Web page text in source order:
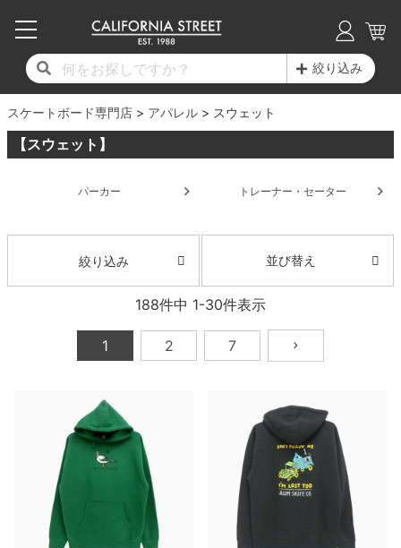
絞り込み
スケートボード専門店 アパレル スウェット
【スウェット】
パーカー トレーナー・セーター
絞り込み 並び替え
188件中 1-30件表示
1 2 7
17時までのご注文は当日発送！
11,000円以上で送料無料！
毎月1日はポイント5倍！10日と20日は3倍！
コンプリートセット（完成品）
17時までのご注文は当日発送！
11,000円以上で送料無料！
毎月1日はポイント5倍！10日と20日は3倍！
デッキ新着一覧
子供用デッキ
7.0inch以下
7.2inch
8.0inch
8.1inch
17時までのご注文は当日発送！
11,000円以上で送料無料！
毎月1日はポイント5倍！10日と20日は3倍！
トラック新着一覧
7.0inch以下
7.2inch
7.3inch
8.0inch
8.1inch
8.2inch
17時までのご注文は当日発送！
11,000円以上で送料無料！
毎月1日はポイント5倍！10日と20日は3倍！
ウィール新着一覧
50mm
51mm
52mm
59mm
60mm
スピットファイヤー F4（フォーミュラフォ
ボーンズ XF（エックスフォーミュラ）
ボーンズ STF（エスティーエフ）
パウエルペラルタ DF（ドラゴンフォーミュ
ソフトウィール（クルーザー）
ベアリング
ボルト
パーツ・その他
足回りセット（トラック・ウィールセット）
17時までのご注文は当日発送！
11,000円以上で送料無料！
毎月1日はポイント5倍！10日と20日は3倍！
シューズ新着一覧
20cm
21cm
22cm
25.5cm
26cm
17時までのご注文は当日発送！
11,000円以上で送料無料！
毎月1日はポイント5倍！10日と20日は3倍！
Tシャツ
トレーナー・セーター
ショーツ
長袖ボタンシャツ
7分袖シャツ・ラグラン
17時までのご注文は当日発送！
11,000円以上で送料無料！
毎月1日はポイント5倍！10日と20日は3倍！
最新ブログ一覧
17時までのご注文は当日発送！
11,000円以上で送料無料！
毎月1日はポイント5倍！10日と20日は3倍！
初心者の方へ
スタッフおすすめアイテム
ブランド紹介
スケートパーク情報
17時までのご注文は当日発送！
11,000円以上で送料無料！
毎月1日はポイント5倍！10日と20日は3倍！
店舗情報
カリフォルニアストリートの歴史
特定商取引法に基づく表記